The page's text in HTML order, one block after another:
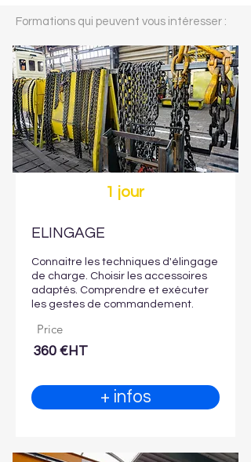
Formations qui peuvent vous intéresser :
1 jour
ELINGAGE
Connaitre les techniques d'élingage
de charge. Choisir les accessoires
adaptés. Comprendre et exécuter
les gestes de commandement.
Price
360 €HT
+ infos